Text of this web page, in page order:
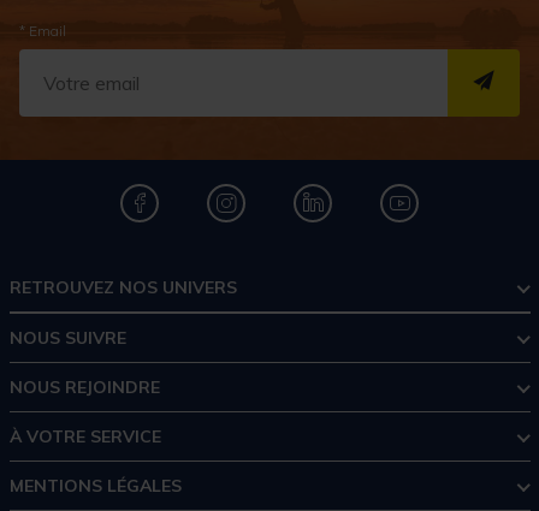
* Email
RETROUVEZ NOS UNIVERS
NOUS SUIVRE
NOUS REJOINDRE
À VOTRE SERVICE
MENTIONS LÉGALES